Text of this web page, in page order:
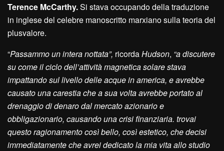
Terence McCarthy.Si stava occupando della traduzione
in inglese del celebre manoscritto marxiano sulla teoria del
plusvalore.
“Passammo un intera nottata”, ricordaHudson, “a discutere
su come il ciclo dell’attività magnetica solare stava
impattando sul livello delle acque in america, e avrebbe
causato una carestia che a sua volta avrebbe portato al
drenaggio di denaro dal mercato azionario e
obbligazionario, causando una crisi finanziaria. trovai
questo ragionamento così bello, così estetico, che decisi
immediatamente che avrei dedicato la mia vita allo studio